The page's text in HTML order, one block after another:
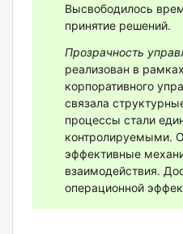
Высвободилось
принятие решений.
Прозрачность
реализован в
корпоративного
связала
процессы стали
контролируемыми.
эффективные
взаимодействия.
операционной